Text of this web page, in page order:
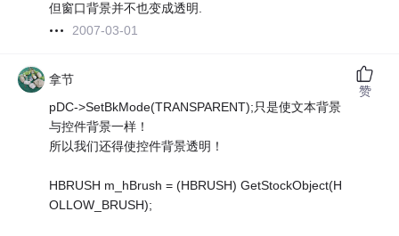
但窗口背景并不也变成透明.
2007-03-01
拿节
pDC->SetBkMode(TRANSPARENT);只是使文本背景
与控件背景一样！
所以我们还得使控件背景透明！
HBRUSH m_hBrush = (HBRUSH) GetStockObject(H
OLLOW_BRUSH);
赞